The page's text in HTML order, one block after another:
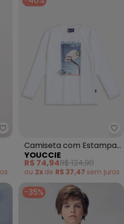
Youccie - Camiseta Off White
Camiseta com Estampa
de Basquete (Branco)
YOUCCIE
R$ 74,94R$ 124,90
ou 2x de R$ 37,47 sem juros
-35%